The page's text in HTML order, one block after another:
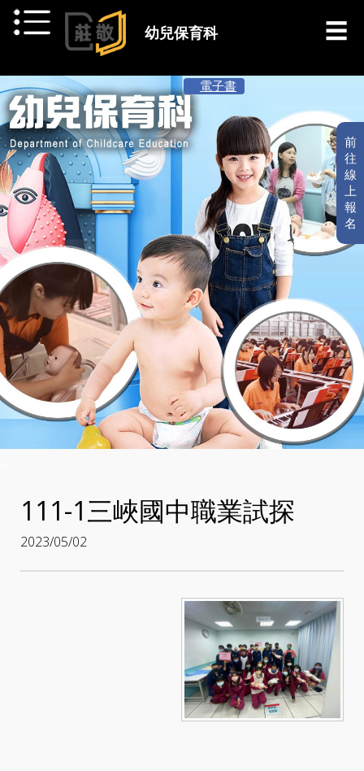
跳到主要內容
幼兒保育科
前
往
線
上
報
名
電子書
111-1三峽國中職業試探
2023/05/02